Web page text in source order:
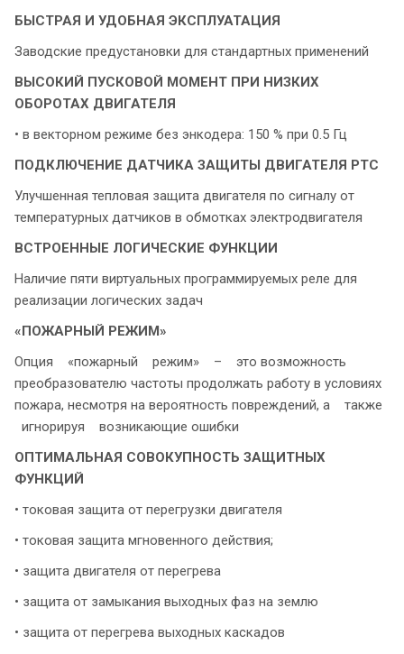
БЫСТРАЯ И УДОБНАЯ ЭКСПЛУАТАЦИЯ
Заводские предустановки для стандартных применений
ВЫСОКИЙ ПУСКОВОЙ МОМЕНТ ПРИ НИЗКИХ
ОБОРОТАХ ДВИГАТЕЛЯ
• в векторном режиме без энкодера: 150 % при 0.5 Гц
ПОДКЛЮЧЕНИЕ ДАТЧИКА ЗАЩИТЫ ДВИГАТЕЛЯ PTC
Улучшенная тепловая защита двигателя по сигналу от
температурных датчиков в обмотках электродвигателя
ВСТРОЕННЫЕ ЛОГИЧЕСКИЕ ФУНКЦИИ
Наличие пяти виртуальных программируемых реле для
реализации логических задач
«ПОЖАРНЫЙ РЕЖИМ»
Опция «пожарный режим» – это возможность
преобразователю частоты продолжать работу в условиях
пожара, несмотря на вероятность повреждений, а также
игнорируя возникающие ошибки
ОПТИМАЛЬНАЯ СОВОКУПНОСТЬ ЗАЩИТНЫХ
ФУНКЦИЙ
• токовая защита от перегрузки двигателя
• токовая защита мгновенного действия;
• защита двигателя от перегрева
• защита от замыкания выходных фаз на землю
• защита от перегрева выходных каскадов